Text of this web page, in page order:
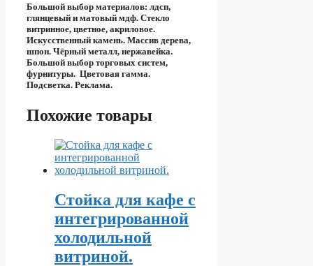
Большой выбор материалов: лдсп,
глянцевый и матовый мдф. Стекло
витринное, цветное, акриловое.
Искусственный камень. Массив дерева,
шпон. Чёрный металл, нержавейка.
Большой выбор торговых систем,
фурнитуры. Цветовая гамма.
Подсветка. Реклама.
Похожие товары
Стойка для кафе с
интегрированной
холодильной
витриной.